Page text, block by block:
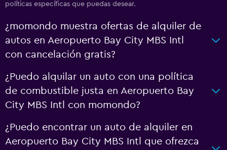
políticas específicas que puedas desear.
¿momondo muestra ofertas de alquiler de
autos en Aeropuerto Bay City MBS Intl
con cancelación gratis?
¿Puedo alquilar un auto con una política
de combustible justa en Aeropuerto Bay
City MBS Intl con momondo?
¿Puedo encontrar un auto de alquiler en
Aeropuerto Bay City MBS Intl que ofrezca